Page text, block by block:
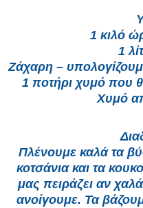
1 κιλό
1
Ζάχαρη –
1 ποτήρι χυμό που
Χυμό
Πλένουμε καλά τα
κοτσάνια και τα
μας πειράζει αν
ανοίγουμε. Τα